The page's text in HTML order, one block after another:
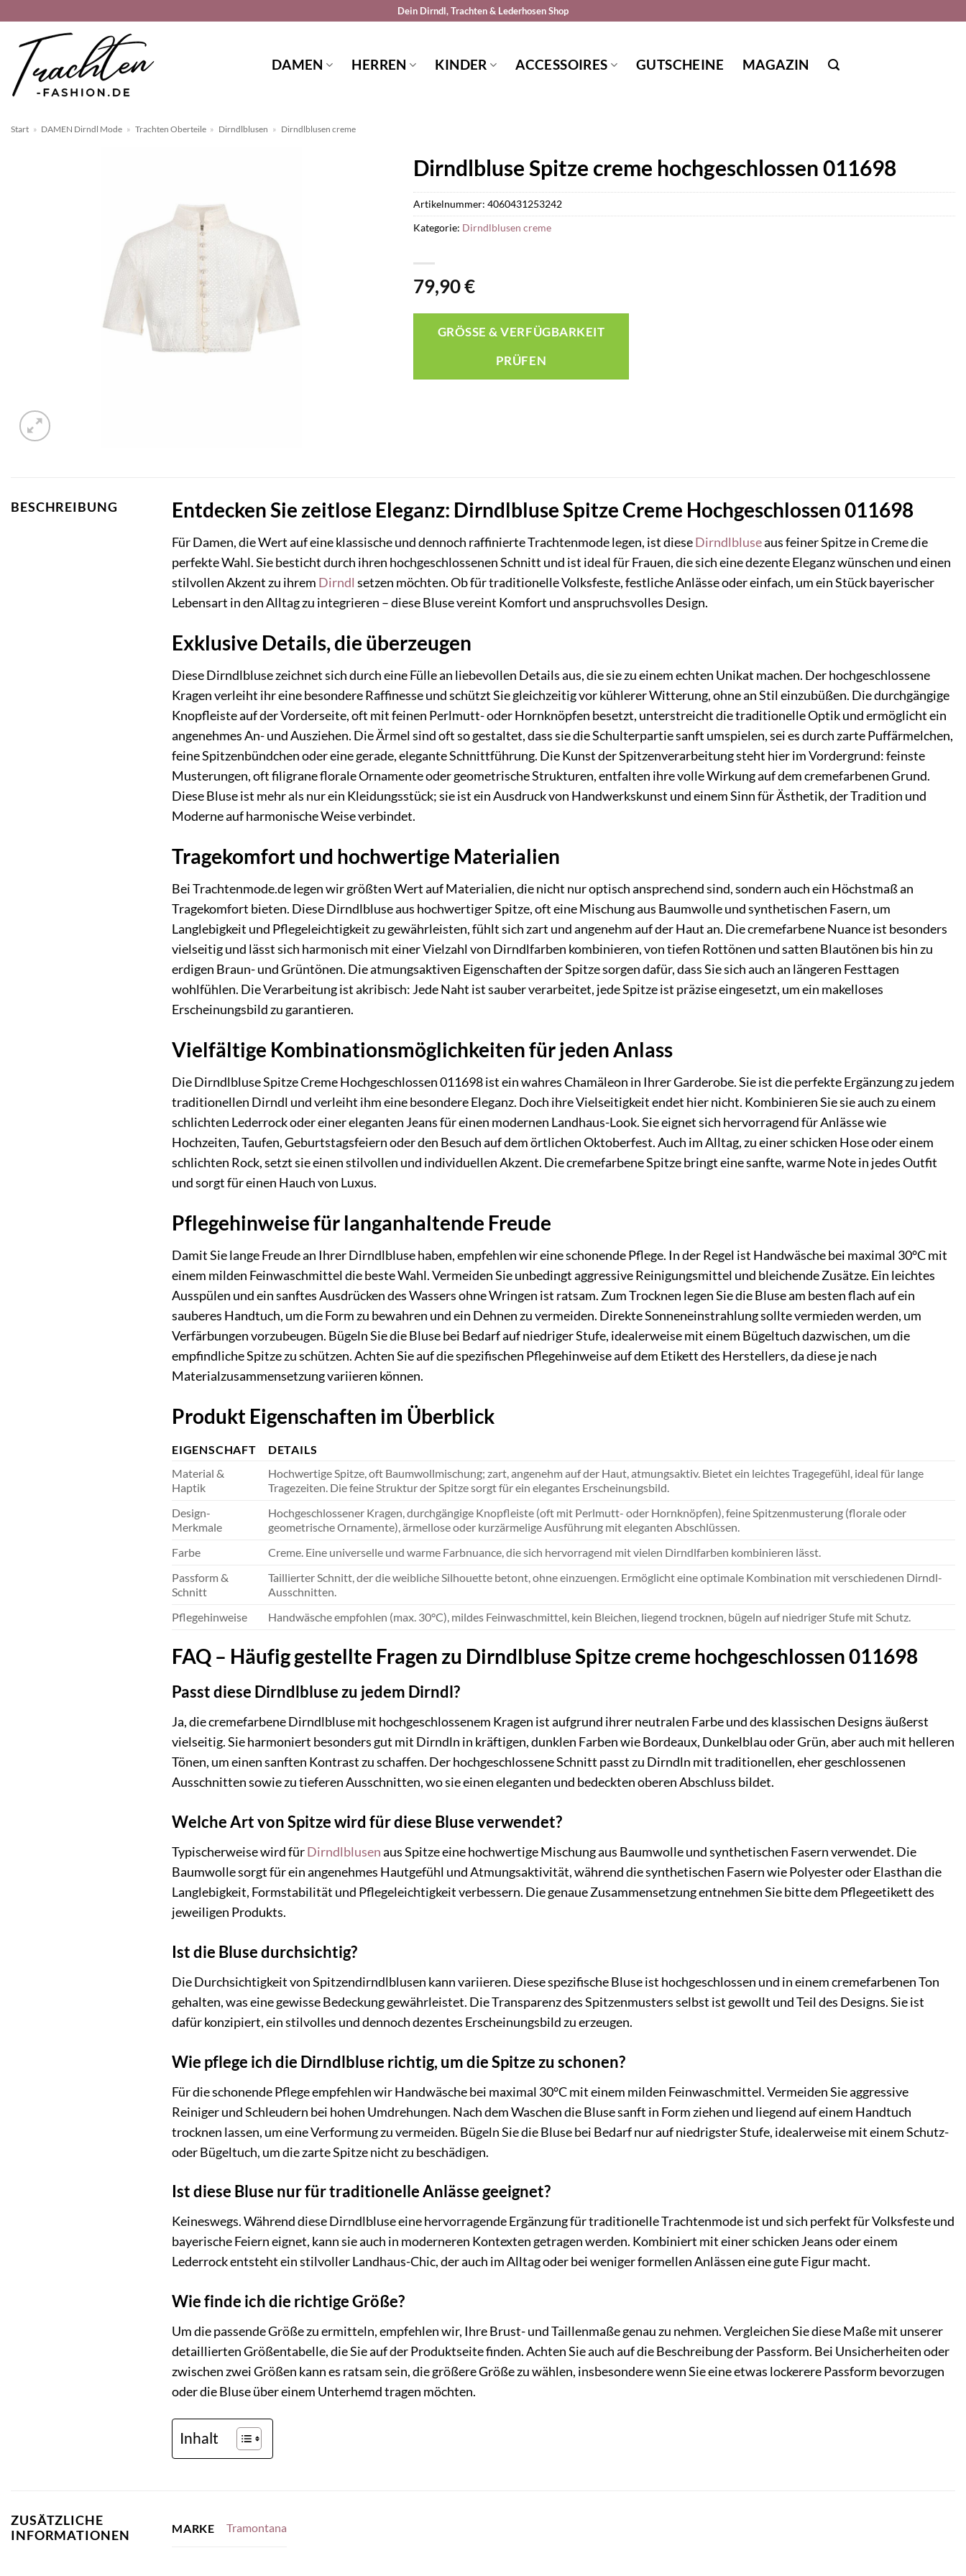
springen
Dein Dirndl, Trachten & Lederhosen Shop
DAMEN HERREN KINDER ACCESSOIRES GUTSCHEINE MAGAZIN
Start » DAMEN Dirndl Mode » Trachten Oberteile » Dirndlblusen » Dirndlblusen creme
Dirndlbluse Spitze creme hochgeschlossen 011698
79,90€
GRÖSSE & VERFÜGBARKEIT P
RÜFEN
Artikelnummer: 4060431253242
Kategorie: Dirndlblusen creme
BESCHREIBUNG Entdecken Sie zeitlose Eleganz: Dirndlbluse Spitze Creme Hochgeschlossen 011698
Für Damen, die Wert auf eine klassische und dennoch raffinierte Trachtenmode legen, ist dieseDirndlbluseaus feiner Spitze in Creme die
perfekte Wahl. Sie besticht durch ihren hochgeschlossenen Schnitt und ist ideal für Frauen, die sich eine dezente Eleganz wünschen und einen
stilvollen Akzent zu ihrem Dirndl setzen möchten. Ob für traditionelle Volksfeste, festliche Anlässe oder einfach, um ein Stück bayerischer
Lebensart in den Alltag zu integrieren – diese Bluse vereint Komfort und anspruchsvolles Design.
Exklusive Details, die überzeugen
Diese Dirndlbluse zeichnet sich durch eine Fülle an liebevollen Details aus, die sie zu einem echten Unikat machen. Der hochgeschlossene
Kragen verleiht ihr eine besondere Raffinesse und schützt Sie gleichzeitig vor kühlerer Witterung, ohne an Stil einzubüßen. Die durchgängige
Knopfleiste auf der Vorderseite, oft mit feinen Perlmutt- oder Hornknöpfen besetzt, unterstreicht die traditionelle Optik und ermöglicht ein
angenehmes An- und Ausziehen. Die Ärmel sind oft so gestaltet, dass sie die Schulterpartie sanft umspielen, sei es durch zarte Puffärmelchen,
feine Spitzenbündchen oder eine gerade, elegante Schnittführung. Die Kunst der Spitzenverarbeitung steht hier im Vordergrund: feinste
Musterungen, oft filigrane florale Ornamente oder geometrische Strukturen, entfalten ihre volle Wirkung auf dem cremefarbenen Grund.
Diese Bluse ist mehr als nur ein Kleidungsstück; sie ist ein Ausdruck von Handwerkskunst und einem Sinn für Ästhetik, der Tradition und
Moderne auf harmonische Weise verbindet.
Tragekomfort und hochwertige Materialien
Bei Trachtenmode.de legen wir größten Wert auf Materialien, die nicht nur optisch ansprechend sind, sondern auch ein Höchstmaß an
Tragekomfort bieten. Diese Dirndlbluse aus hochwertiger Spitze, oft eine Mischung aus Baumwolle und synthetischen Fasern, um
Langlebigkeit und Pflegeleichtigkeit zu gewährleisten, fühlt sich zart und angenehm auf der Haut an. Die cremefarbene Nuance ist besonders
vielseitig und lässt sich harmonisch mit einer Vielzahl von Dirndlfarben kombinieren, von tiefen Rottönen und satten Blautönen bis hin zu
erdigen Braun- und Grüntönen. Die atmungsaktiven Eigenschaften der Spitze sorgen dafür, dass Sie sich auch an längeren Festtagen
wohlfühlen. Die Verarbeitung ist akribisch: Jede Naht ist sauber verarbeitet, jede Spitze ist präzise eingesetzt, um ein makelloses
Erscheinungsbild zu garantieren.
Vielfältige Kombinationsmöglichkeiten für jeden Anlass
Die Dirndlbluse Spitze Creme Hochgeschlossen 011698 ist ein wahres Chamäleon in Ihrer Garderobe. Sie ist die perfekte Ergänzung zu jedem
traditionellen Dirndl und verleiht ihm eine besondere Eleganz. Doch ihre Vielseitigkeit endet hier nicht. Kombinieren Sie sie auch zu einem
schlichten Lederrock oder einer eleganten Jeans für einen modernen Landhaus-Look. Sie eignet sich hervorragend für Anlässe wie
Hochzeiten, Taufen, Geburtstagsfeiern oder den Besuch auf dem örtlichen Oktoberfest. Auch im Alltag, zu einer schicken Hose oder einem
schlichten Rock, setzt sie einen stilvollen und individuellen Akzent. Die cremefarbene Spitze bringt eine sanfte, warme Note in jedes Outfit
und sorgt für einen Hauch von Luxus.
Pflegehinweise für langanhaltende Freude
Damit Sie lange Freude an Ihrer Dirndlbluse haben, empfehlen wir eine schonende Pflege. In der Regel ist Handwäsche bei maximal 30°C mit
einem milden Feinwaschmittel die beste Wahl. Vermeiden Sie unbedingt aggressive Reinigungsmittel und bleichende Zusätze. Ein leichtes
Ausspülen und ein sanftes Ausdrücken des Wassers ohne Wringen ist ratsam. Zum Trocknen legen Sie die Bluse am besten flach auf ein
sauberes Handtuch, um die Form zu bewahren und ein Dehnen zu vermeiden. Direkte Sonneneinstrahlung sollte vermieden werden, um
Verfärbungen vorzubeugen. Bügeln Sie die Bluse bei Bedarf auf niedriger Stufe, idealerweise mit einem Bügeltuch dazwischen, um die
empfindliche Spitze zu schützen. Achten Sie auf die spezifischen Pflegehinweise auf dem Etikett des Herstellers, da diese je nach
Materialzusammensetzung variieren können.
Produkt Eigenschaften im Überblick
EIGENSCHAFT
DETAILS
Material &
Haptik
Hochwertige Spitze, oft Baumwollmischung; zart, angenehm auf der Haut, atmungsaktiv. Bietet ein leichtes Tragegefühl, ideal für lange
Tragezeiten. Die feine Struktur der Spitze sorgt für ein elegantes Erscheinungsbild.
Design-
Merkmale
Hochgeschlossener Kragen, durchgängige Knopfleiste (oft mit Perlmutt- oder Hornknöpfen), feine Spitzenmusterung (florale oder
geometrische Ornamente), ärmellose oder kurzärmelige Ausführung mit eleganten Abschlüssen.
Farbe
Creme. Eine universelle und warme Farbnuance, die sich hervorragend mit vielen Dirndlfarben kombinieren lässt.
Passform &
Schnitt
Taillierter Schnitt, der die weibliche Silhouette betont, ohne einzuengen. Ermöglicht eine optimale Kombination mit verschiedenen Dirndl-
Ausschnitten.
Pflegehinweise
Handwäsche empfohlen (max. 30°C), mildes Feinwaschmittel, kein Bleichen, liegend trocknen, bügeln auf niedriger Stufe mit Schutz.
FAQ – Häufig gestellte Fragen zu Dirndlbluse Spitze creme hochgeschlossen 011698
Passt diese Dirndlbluse zu jedem Dirndl?
Ja, die cremefarbene Dirndlbluse mit hochgeschlossenem Kragen ist aufgrund ihrer neutralen Farbe und des klassischen Designs äußerst
vielseitig. Sie harmoniert besonders gut mit Dirndln in kräftigen, dunklen Farben wie Bordeaux, Dunkelblau oder Grün, aber auch mit helleren
Tönen, um einen sanften Kontrast zu schaffen. Der hochgeschlossene Schnitt passt zu Dirndln mit traditionellen, eher geschlossenen
Ausschnitten sowie zu tieferen Ausschnitten, wo sie einen eleganten und bedeckten oberen Abschluss bildet.
Welche Art von Spitze wird für diese Bluse verwendet?
Typischerweise wird fürDirndlblusenaus Spitze eine hochwertige Mischung aus Baumwolle und synthetischen Fasern verwendet. Die
Baumwolle sorgt für ein angenehmes Hautgefühl und Atmungsaktivität, während die synthetischen Fasern wie Polyester oder Elasthan die
Langlebigkeit, Formstabilität und Pflegeleichtigkeit verbessern. Die genaue Zusammensetzung entnehmen Sie bitte dem Pflegeetikett des
jeweiligen Produkts.
Ist die Bluse durchsichtig?
Die Durchsichtigkeit von Spitzendirndlblusen kann variieren. Diese spezifische Bluse ist hochgeschlossen und in einem cremefarbenen Ton
gehalten, was eine gewisse Bedeckung gewährleistet. Die Transparenz des Spitzenmusters selbst ist gewollt und Teil des Designs. Sie ist
dafür konzipiert, ein stilvolles und dennoch dezentes Erscheinungsbild zu erzeugen.
Wie pflege ich die Dirndlbluse richtig, um die Spitze zu schonen?
Für die schonende Pflege empfehlen wir Handwäsche bei maximal 30°C mit einem milden Feinwaschmittel. Vermeiden Sie aggressive
Reiniger und Schleudern bei hohen Umdrehungen. Nach dem Waschen die Bluse sanft in Form ziehen und liegend auf einem Handtuch
trocknen lassen, um eine Verformung zu vermeiden. Bügeln Sie die Bluse bei Bedarf nur auf niedrigster Stufe, idealerweise mit einem Schutz-
oder Bügeltuch, um die zarte Spitze nicht zu beschädigen.
Ist diese Bluse nur für traditionelle Anlässe geeignet?
Keineswegs. Während diese Dirndlbluse eine hervorragende Ergänzung für traditionelle Trachtenmode ist und sich perfekt für Volksfeste und
bayerische Feiern eignet, kann sie auch in moderneren Kontexten getragen werden. Kombiniert mit einer schicken Jeans oder einem
Lederrock entsteht ein stilvoller Landhaus-Chic, der auch im Alltag oder bei weniger formellen Anlässen eine gute Figur macht.
Wie finde ich die richtige Größe?
Um die passende Größe zu ermitteln, empfehlen wir, Ihre Brust- und Taillenmaße genau zu nehmen. Vergleichen Sie diese Maße mit unserer
detaillierten Größentabelle, die Sie auf der Produktseite finden. Achten Sie auch auf die Beschreibung der Passform. Bei Unsicherheiten oder
zwischen zwei Größen kann es ratsam sein, die größere Größe zu wählen, insbesondere wenn Sie eine etwas lockerere Passform bevorzugen
oder die Bluse über einem Unterhemd tragen möchten.
Inhalt
ZUSÄTZLICHE
INFORMATIONEN
MARKE Tramontana